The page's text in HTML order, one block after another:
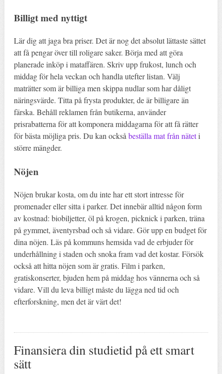
Billigt med nyttigt
Lär dig att jaga bra priser. Det är nog det absolut lättaste sättet
att få pengar över till roligare saker. Börja med att göra
planerade inköp i mataffären. Skriv upp frukost, lunch och
middag för hela veckan och handla utefter listan. Välj
maträtter som är billiga men skippa nudlar som har dåligt
näringsvärde. Titta på frysta produkter, de är billigare än
färska. Behåll reklamen från butikerna, använder
prisrabatterna för att komponera middagarna för att få rätter
för bästa möjliga pris. Du kan ocksåbeställa mat från näteti
större mängder.
Nöjen
Nöjen brukar kosta, om du inte har ett stort intresse för
promenader eller sitta i parker. Det innebär alltid någon form
av kostnad: biobiljetter, öl på krogen, picknick i parken, träna
på gymmet, äventyrsbad och så vidare. Gör upp en budget för
dina nöjen. Läs på kommuns hemsida vad de erbjuder för
underhållning i staden och snoka fram vad det kostar. Försök
också att hitta nöjen som är gratis. Film i parken,
gratiskonserter, bjuden hem på middag hos vännerna och så
vidare. Vill du leva billigt måste du lägga ned tid och
efterforskning, men det är värt det!
Finansiera din studietid på ett smart
sätt